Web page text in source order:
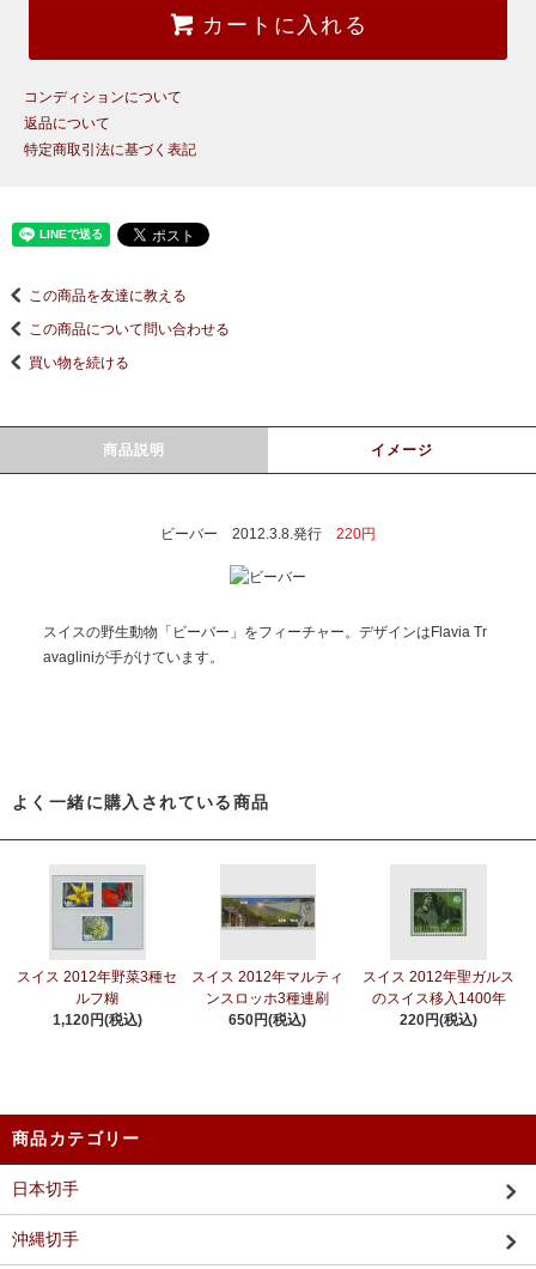
カートに入れる
コンディションについて
返品について
特定商取引法に基づく表記
この商品を友達に教える
この商品について問い合わせる
買い物を続ける
商品説明 イメージ
ビーバー 2012.3.8.発行 220円
スイスの野生動物「ビーバー」をフィーチャー。デザインはFlavia Tr
avagliniが手がけています。
よく一緒に購入されている商品
スイス 2012年野菜3種セ
ルフ糊
1,120円(税込)
スイス 2012年マルティ
ンスロッホ3種連刷
650円(税込)
スイス 2012年聖ガルス
のスイス移入1400年
220円(税込)
商品カテゴリー
日本切手
沖縄切手